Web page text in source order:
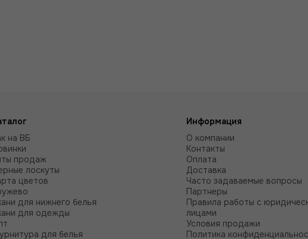
на ВБ
продаж
лоскуты
цветов
для нижнего белья
для одежды
для белья
Информация
О компании
Контакты
Оплата
Доставка
Часто задаваемые вопросы
Партнеры
Правила работы с
лицами
Условия продажи
Политика